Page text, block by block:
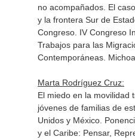
no acompañados. El
y la frontera Sur de
Congreso. IV Congreso
Trabajos para las
Contemporáneas.
Marta Rodríguez Cruz:
El miedo en la movilidad
jóvenes de familias de
Unidos y México.
y el Caribe: Pensar,